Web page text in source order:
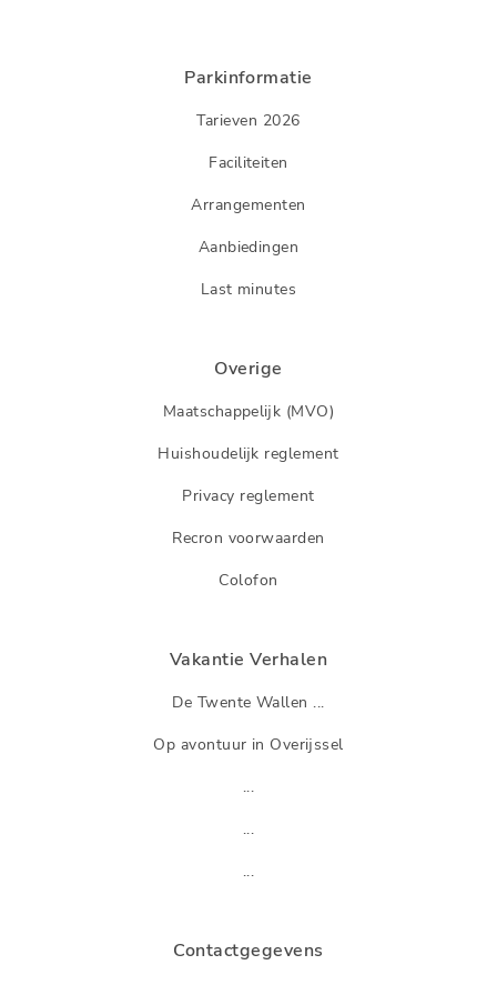
Parkinformatie
Tarieven 2026
Faciliteiten
Arrangementen
Aanbiedingen
Last minutes
Overige
Maatschappelijk (MVO)
Huishoudelijk reglement
Privacy reglement
Recron voorwaarden
Colofon
Vakantie Verhalen
De Twente Wallen ...
Op avontuur in Overijssel
...
...
...
Contactgegevens